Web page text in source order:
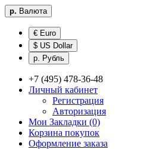
р. Валюта
€ Euro
$ US Dollar
р. Рубль
+7 (495) 478-36-48
Личный кабинет
Регистрация
Авторизация
Мои Закладки (0)
Корзина покупок
Оформление заказа